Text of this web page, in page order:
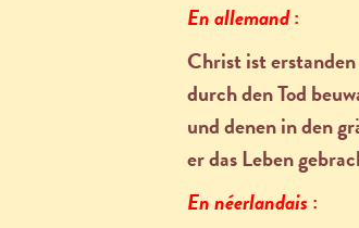
En allemand:
Christ ist
durch den Tod
und denen in den
er das Leben
En néerlandais :